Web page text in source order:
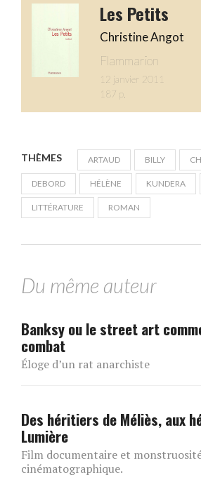
Les Petits
Christine Angot
Flammarion
12 janvier 2011
187 p.
THÈMES ARTAUD BILLY
DEBORD HÉLÈNE KUNDERA
LITTÉRATURE ROMAN
Du même auteur
Banksy ou le street art
combat
Éloge d’un rat anarchiste
Des héritiers de Méliès, aux
Lumière
Film documentaire et
cinématographique.